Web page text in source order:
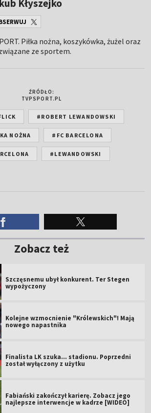
Kłyszejko
Piłka nożna, koszykówka, żużel oraz
ze sportem.
ŹRÓDŁO:
TVPSPORT.PL
#ROBERT LEWANDOWSKI
NOŻNA #FC BARCELONA
#LEWANDOWSKI
Zobacz też
Szczęsnemu ubył konkurent. Ter Stegen
wypożyczony
Kolejne wzmocnienie "Królewskich"! Mają
nowego napastnika
Finalista LK szuka... stadionu. Poprzedni
został wyłączony z użytku
Fabiański zakończył karierę. Zobacz jego
najlepsze interwencje w kadrze [WIDEO]